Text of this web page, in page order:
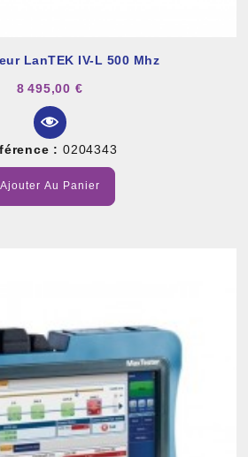
LanTEK IV-L 500 Mhz
8 495,00 €
: 0204343
Ajouter Au Panier